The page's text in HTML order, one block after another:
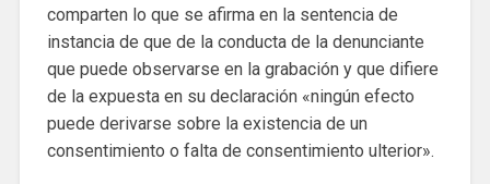
comparten lo que se afirma en la sentencia de
instancia de que de la conducta de la denunciante
que puede observarse en la grabación y que difiere
de la expuesta en su declaración «ningún efecto
puede derivarse sobre la existencia de un
consentimiento o falta de consentimiento ulterior».